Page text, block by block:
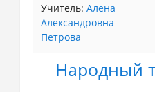
Учитель: Алена
Александровна
Петрова
Народный